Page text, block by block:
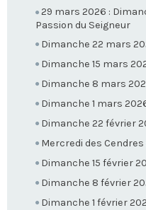
29 mars 2026 :
Passion du Seigneur
Dimanche 22 mars
Dimanche 15 mars
Dimanche 8 mars
Dimanche 1 mars
Dimanche 22 février
Mercredi des Cendres
Dimanche 15 février
Dimanche 8 février
Dimanche 1 février